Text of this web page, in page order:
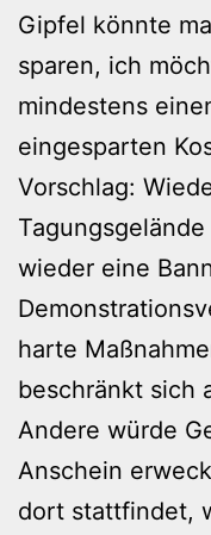
Gipfel könnte
sparen, ich
mindestens
eingesparten
Vorschlag:
wieder eine
harte
beschränkt sich
Andere würde
Anschein
dort stattfindet,